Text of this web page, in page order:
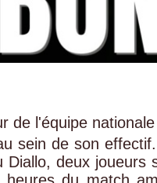
de l'équipe
sein de son
Diallo, deux